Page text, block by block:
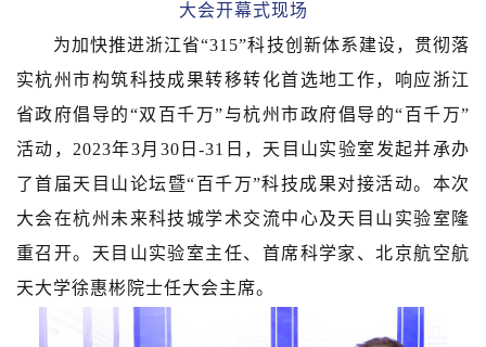
大会开幕式现场
为加快推进浙江省“315”科技创新体系建设，贯彻落
实杭州市构筑科技成果转移转化首选地工作，响应浙江
省政府倡导的“双百千万”与杭州市政府倡导的“百千万”
活动，2023年3月30日-31日，天目山实验室发起并承办
了首届天目山论坛暨“百千万”科技成果对接活动。本次
大会在杭州未来科技城学术交流中心及天目山实验室隆
重召开。天目山实验室主任、首席科学家、北京航空航
天大学徐惠彬院士任大会主席。